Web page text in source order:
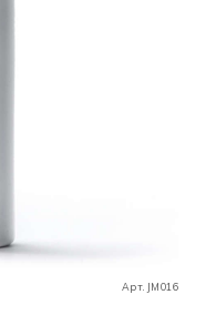
Арт. JM016